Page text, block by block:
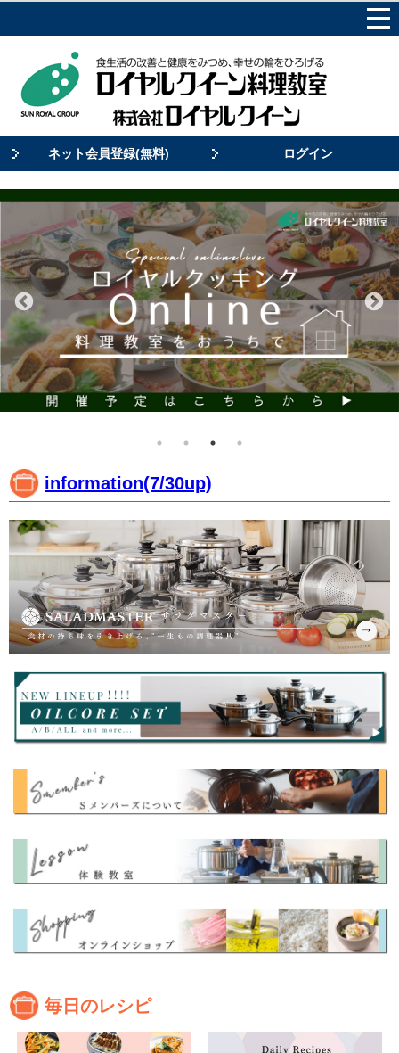
ログイン
ネット会員登録(無料)
information(7/30up)
毎日のレシピ